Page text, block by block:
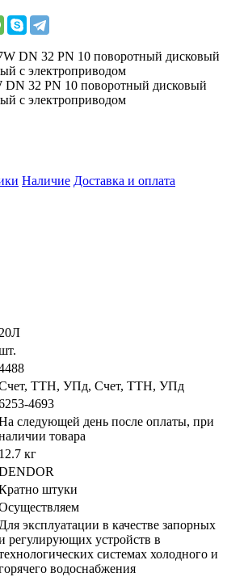
DN 32 PN 10 поворотный дисковый
с электроприводом
Наличие Доставка и оплата
20Л
ТТН, УПд, Счет, ТТН, УПд
4693
следующей день после оплаты, при
товара
12.7 кг
штуки
Для эксплуатации в качестве запорных
регулирующих устройств в
системах холодного и
водоснабжения